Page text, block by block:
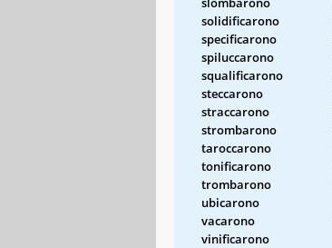
solidificarono
specificarono
spiluccarono
squalificarono
steccarono
straccarono
strombarono
taroccarono
tonificarono
trombarono
ubicarono
vacarono
vinificarono